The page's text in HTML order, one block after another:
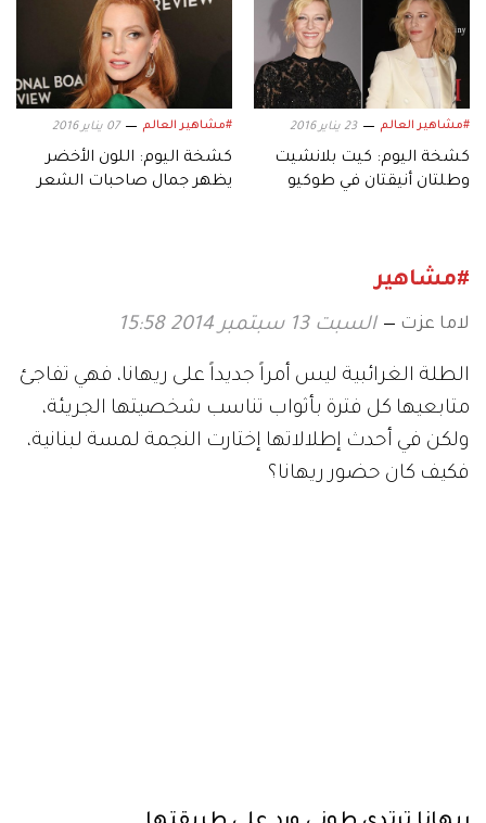
#مشاهير العالم 23 يناير 2016
كشخة اليوم: كيت بلانشيت
وطلتان أنيقتان في طوكيو
#مشاهير العالم 07 يناير 2016
كشخة اليوم: اللون الأخضر
يظهر جمال صاحبات الشعر
#مشاهير
لاما عزت السبت 13 سبتمبر 2014 15:58
الطلة الغرائبية ليس أمراً جديداً على ريهانا، فهي تفاجئ
متابعيها كل فترة بأثواب تناسب شخصيتها الجريئة،
ولكن في أحدث إطلالاتها إختارت النجمة لمسة لبنانية،
فكيف كان حضور ريهانا؟